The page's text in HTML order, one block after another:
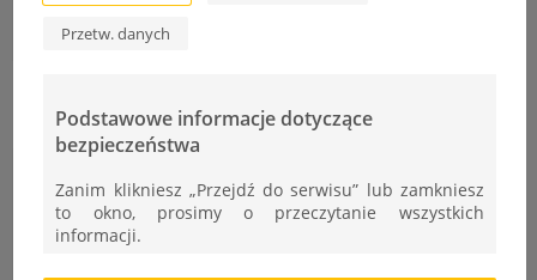
Informacje
Przetw. danych
Podstawowe informacje dotyczące
bezpieczeństwa
Zanim klikniesz „Przejdź do serwisu” lub zamkniesz
to okno, prosimy o przeczytanie wszystkich
informacji.
Brak zgody bądź ograniczenie funkcjonalności plików